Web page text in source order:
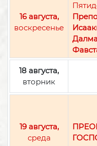
16 августа,
воскресенье
18 августа,
вторник
19 августа,
среда